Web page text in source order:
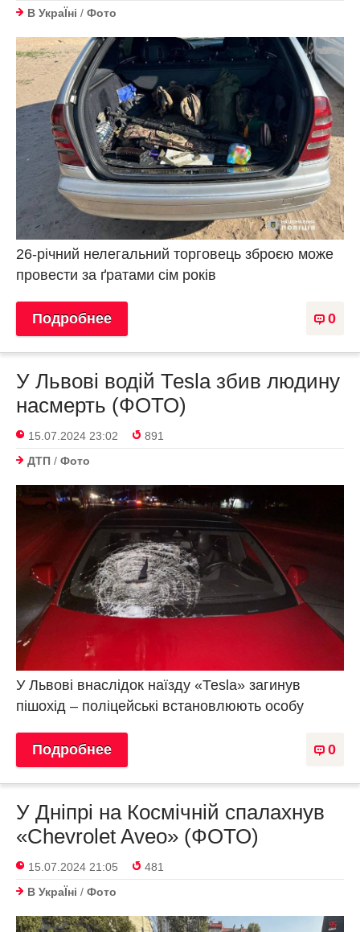
В УкраЇнi / Фото
26-річний нелегальний торговець зброєю може
провести за ґратами сім років
0
Подробнее
У Львові водій Теsla збив людину
насмерть (ФОТО)
15.07.2024 23:02
891
ДТП / Фото
У Львові внаслідок наїзду «Теsla» загинув
пішохід – поліцейські встановлюють особу
0
Подробнее
У Дніпрі на Космічній спалахнув
«Chevrolet Aveo» (ФОТО)
15.07.2024 21:05
481
В УкраЇнi / Фото